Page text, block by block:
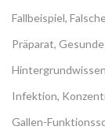
Fallbeispiel,
Präparat,
Infektion,
Gallen-